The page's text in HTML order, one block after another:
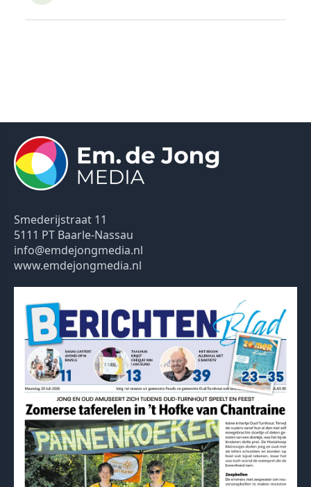
Smederijstraat 11
5111 PT Baarle-Nassau
info@emdejongmedia.nl
www.emdejongmedia.nl